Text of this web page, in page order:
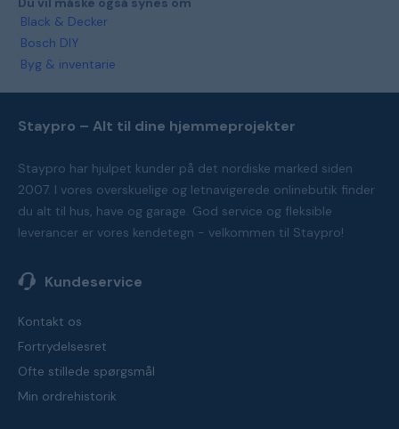
Black & Decker
Bosch DIY
Byg & inventarie
Staypro – Alt til dine hjemmeprojekter
Staypro har hjulpet kunder på det nordiske marked siden
2007. I vores overskuelige og letnavigerede onlinebutik finder
du alt til hus, have og garage. God service og fleksible
leverancer er vores kendetegn - velkommen til Staypro!
Kundeservice
Kontakt os
Fortrydelsesret
Ofte stillede spørgsmål
Min ordrehistorik